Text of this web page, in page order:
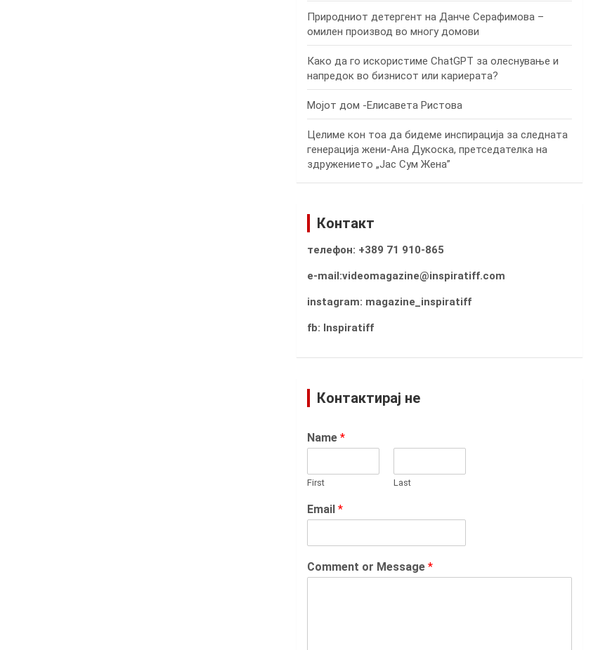
Природниот детергент на Данче Серафимова –
омилен производ во многу домови
Како да го искористиме ChatGPT за олеснување и
напредок во бизнисот или кариерата?
Мојот дом -Елисавета Ристова
Целиме кон тоа да бидеме инспирација за следната
генерација жени-Ана Дукоска, претседателка на
здружението „Јас Сум Жена”
Контакт
телефон: +389 71 910-865
e-mail:videomagazine@inspiratiff.com
instagram: magazine_inspiratiff
fb: Inspiratiff
Контактирај не
Name*
First Last
Email*
Comment or Message*